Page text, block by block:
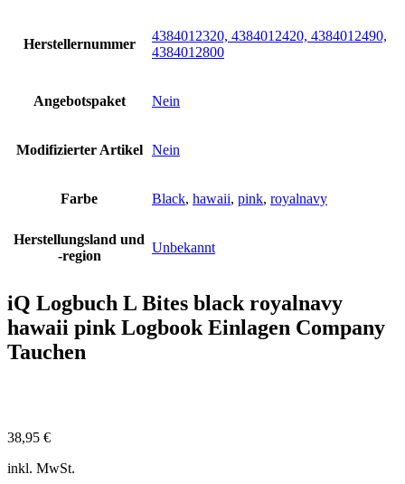
Herstellernummer
4384012320, 4384012420, 4384012490,
4384012800
Angebotspaket Nein
Modifizierter Artikel Nein
Farbe Black, hawaii, pink, royalnavy
Herstellungsland und
-region
Unbekannt
iQ Logbuch L Bites black royalnavy
hawaii pink Logbook Einlagen Company
Tauchen
38,95 €
inkl. MwSt.